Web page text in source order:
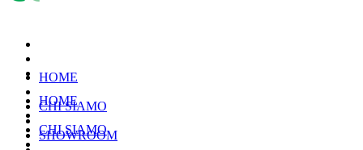
HOME
CHI SIAMO
HOME
CHI SIAMO
SHOWROOM